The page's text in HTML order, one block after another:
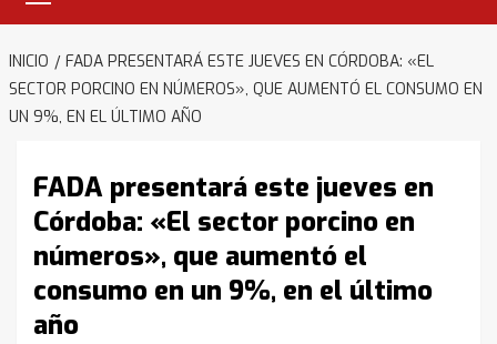
INICIO
FADA PRESENTARÁ ESTE JUEVES EN CÓRDOBA: «EL
SECTOR PORCINO EN NÚMEROS», QUE AUMENTÓ EL CONSUMO EN
UN 9%, EN EL ÚLTIMO AÑO
FADA presentará este jueves en
Córdoba: «El sector porcino en
números», que aumentó el
consumo en un 9%, en el último
año